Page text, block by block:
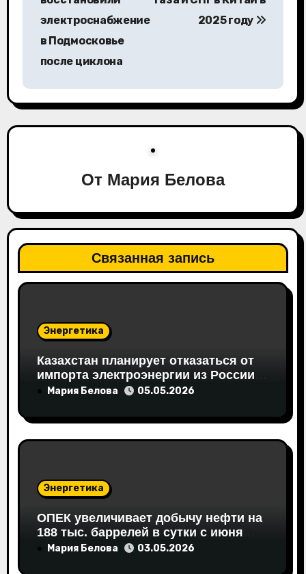
а
ц
о
з
а
м
электроснабжение
в Подмосковье
после циклона
2025 году
От Мария Белова
Связанная запись
Энергетика
Казахстан планирует отказаться от
импорта электроэнергии из России к
2027 году
Мария Белова 05.05.2026
Энергетика
ОПЕК увеличивает добычу нефти на
188 тыс. баррелей в сутки с июня
2026 года
Мария Белова 03.05.2026